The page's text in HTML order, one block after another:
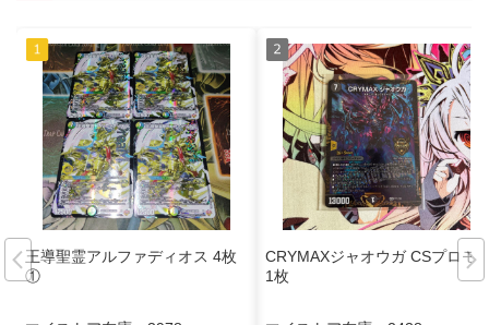
王導聖霊アルファディオス 4枚
①
CRYMAXジャオウガ CSプロモ
1枚